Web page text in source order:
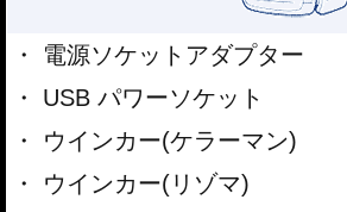
電源ソケットアダプター
USB パワーソケット
ウインカー(ケラーマン)
ウインカー(リゾマ)